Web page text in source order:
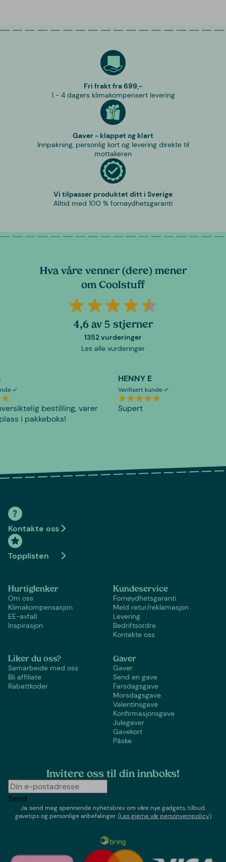
Fri frakt fra 699,-
1 - 4 dagers klimakompensert levering
Gaver - klappet og klart
Innpakning, personlig kort og levering direkte til
mottakeren
Vi tilpasser produktet ditt i Sverige
Alltid med 100 % fornøydhetsgaranti
Hva våre venner (dere) mener
om Coolstuff
4,6 av 5 stjerner
1352 vurderinger
Les alle vurderinger
bestilling, varer
i pakkeboks!
HENNY E
Verifisert kunde
Supert
Kontakte oss
Topplisten
Hurtiglenker
Om oss
Klimakompensasjon
EE-avfall
Inspirasjon
Kundeservice
Fornøydhetsgaranti
Meld retur/reklamasjon
Levering
Bedriftsordre
Kontakte oss
Liker du oss?
Samarbeide med oss
Bli affiliate
Rabattkoder
Gaver
Gaver
Send en gave
Farsdagsgave
Morsdagsgave
Valentinsgave
Konfirmasjonsgave
Julegaver
Gavekort
Påske
Invitere oss til din innboks!
Send
Ja, send meg spennende nyhetsbrev om våre nye gadgets, tilbud,
gavetips og personlige anbefalinger.(Les gjerne vår personvernpolicy)